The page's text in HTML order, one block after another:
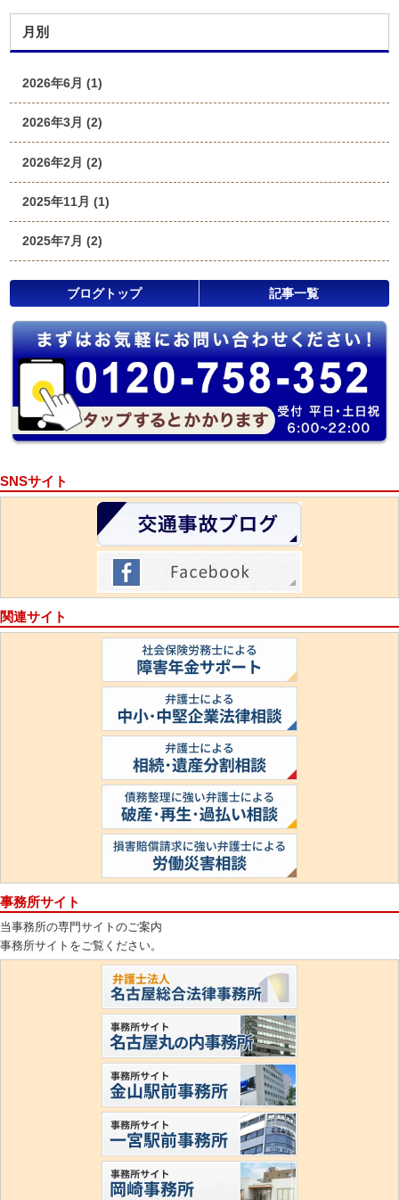
月別
2026年6月 (1)
2026年3月 (2)
2026年2月 (2)
2025年11月 (1)
2025年7月 (2)
ブログトップ 記事一覧
SNSサイト
関連サイト
事務所サイト
当事務所の専門サイトのご案内
事務所サイトをご覧ください。